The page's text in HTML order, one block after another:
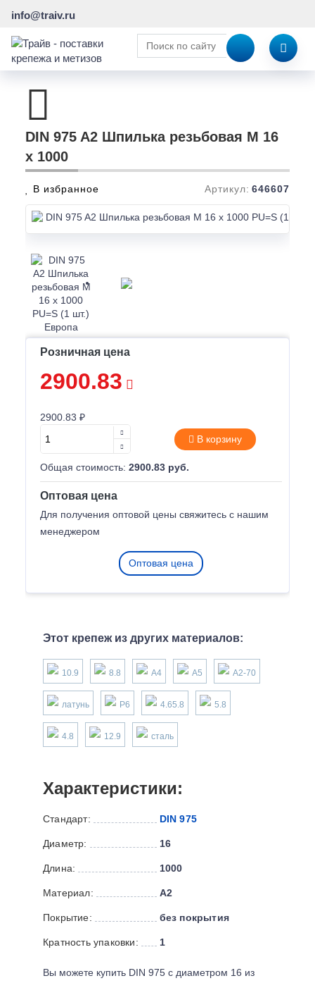
info@traiv.ru
DIN 975 A2 Шпилька резьбовая M 16
x 1000
В избранное Артикул: 646607
Розничная цена
2900.83
2900.83 ₽
В корзину
Общая стоимость: 2900.83 руб.
Оптовая цена
Для получения оптовой цены свяжитесь с нашим
менеджером
Оптовая цена
Этот крепеж из других материалов:
10.9 8.8 А4 А5 А2-70
латунь P6 4.65.8 5.8
4.8 12.9 сталь
Характеристики:
Стандарт: DIN 975
Диаметр: 16
Длина: 1000
Материал: А2
Покрытие: без покрытия
Кратность упаковки: 1
Вы можете купить DIN 975 с диаметром 16 из